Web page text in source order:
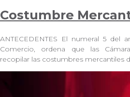
Costumbre
ANTECEDENTES El numeral 5 del
Comercio, ordena que las
recopilar las costumbres mercantiles